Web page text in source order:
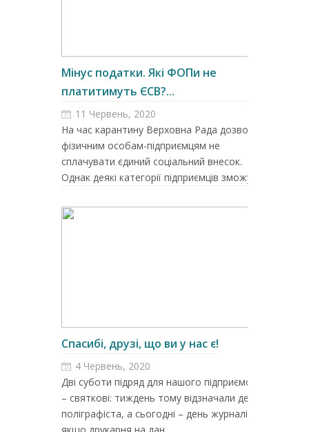
Мінус податки. Які ФОПи не
платитимуть ЄСВ?...
11 Червень, 2020
На час карантину Верховна Рада дозволила
фізичним особам-підприємцям не
сплачувати єдиний соціальний внесок.
Однак деякі категорії підприємців зможут...
Спасибі, друзі, що ви у нас є!
4 Червень, 2020
Дві суботи підряд для нашого підприємства
– святкові: тиждень тому відзначали день
поліграфіста, а сьогодні – день журналіста. І